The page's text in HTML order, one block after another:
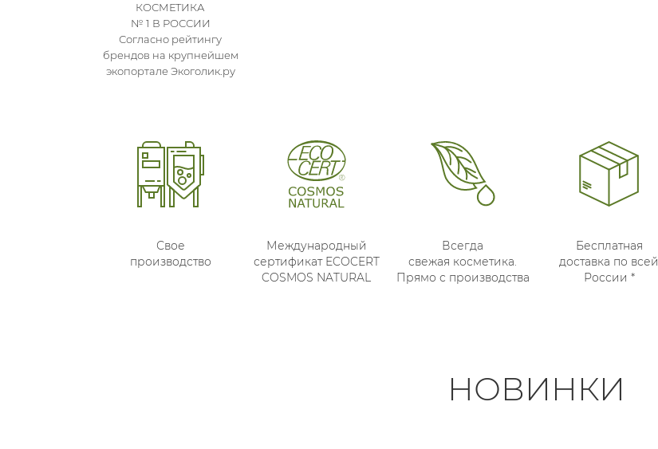
КОСМЕТИКА
№ 1 В РОССИИ
Согласно рейтингу
брендов на крупнейшем
экопортале Экоголик.ру
Свое
производство
Международный
сертификат ECOCERT
COSMOS NATURAL
Всегда
свежая косметика.
Прямо с производства
Бесплатная
доставка по всей
России *
НОВИНКИ